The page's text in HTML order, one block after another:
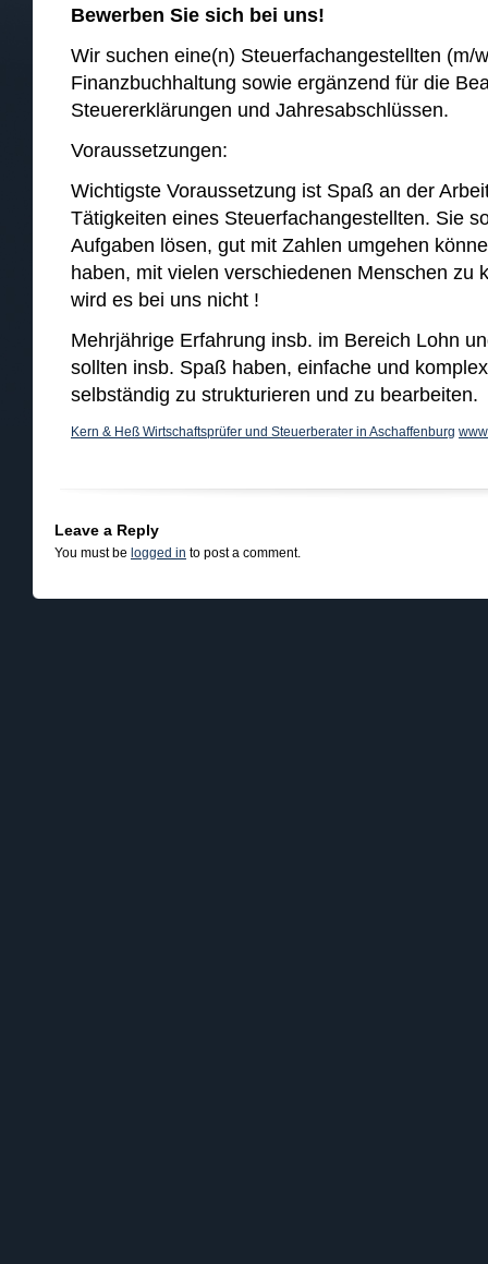
Bewerben Sie sich bei uns!
Wir suchen eine(n) Steuerfachangestellten (m/
Finanzbuchhaltung sowie ergänzend für die
Steuererklärungen und Jahresabschlüssen.
Voraussetzungen:
Wichtigste Voraussetzung ist Spaß an der
Tätigkeiten eines Steuerfachangestellten. Sie
Aufgaben lösen, gut mit Zahlen umgehen
haben, mit vielen verschiedenen Menschen zu
wird es bei uns nicht !
Mehrjährige Erfahrung insb. im Bereich Lohn
sollten insb. Spaß haben, einfache und
selbständig zu strukturieren und zu bearbeiten.
Kern & Heß Wirtschaftsprüfer und Steuerberater in Aschaffenburg
Leave a Reply
You must be logged in to post a comment.